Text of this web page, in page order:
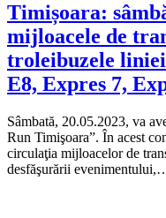
Timișoara:
mijloacele de
troleibuzele
E8, Expres 7,
Sâmbată, 20.05.2023, va
Run Timişoara”. În acest
circulaţia mijloacelor de
desfăşurării